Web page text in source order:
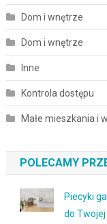
Dom i wnętrze
Dom i wnętrze
Inne
Kontrola dostępu
Małe mieszkania i
POLECAMY
Piecyki
do